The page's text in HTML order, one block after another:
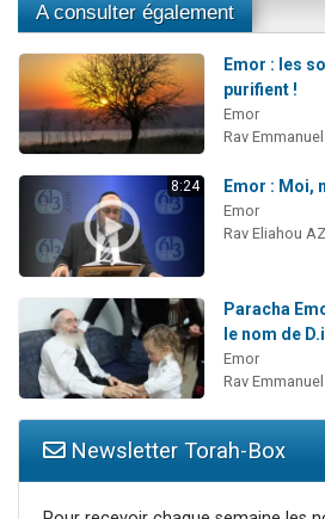
A consulter également
Emor : les
purifient !
Emor
Rav
8:24 Emor : Moi,
Emor
Rav Eliahou
Paracha
le nom de
Emor
Rav
Newsletter Torah-Box